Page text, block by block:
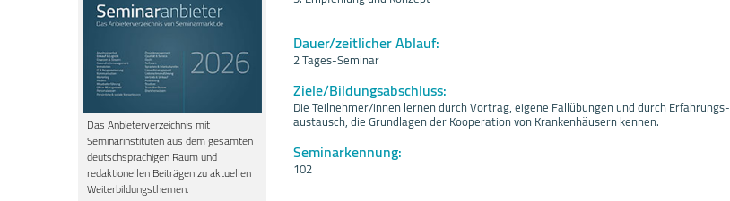
Das Anbieterverzeichnis mit
Seminarinstituten aus dem gesamten
deutschsprachigen Raum und
redaktionellen Beiträgen zu aktuellen
Weiterbildungsthemen.
Dauer/zeitlicher Ablauf:
2 Tages-Seminar
Ziele/Bildungsabschluss:
Die Teilnehmer/innen lernen durch Vortrag, eigene Fallübungen und durch Erfahrungs-
austausch, die Grundlagen der Kooperation von Krankenhäusern kennen.
Seminarkennung:
102